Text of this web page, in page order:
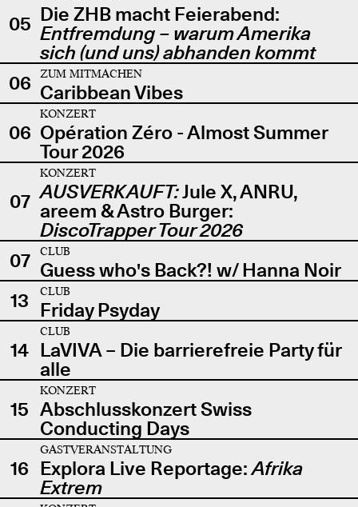
05 Die ZHB macht Feierabend:
Entfremdung – warum Amerika
sich (und uns) abhanden kommt
06
ZUM MITMACHEN
Caribbean Vibes
06
KONZERT
Opération Zéro - Almost Summer
Tour 2026
07
KONZERT
AUSVERKAUFT:Jule X, ANRU,
areem & Astro Burger:
DiscoTrapper Tour 2026
07
CLUB
Guess who's Back?! w/ Hanna Noir
13
CLUB
Friday Psyday
14
CLUB
LaVIVA – Die barrierefreie Party für
alle
15
KONZERT
Abschlusskonzert Swiss
Conducting Days
16
GASTVERANSTALTUNG
Explora Live Reportage:Afrika
Extrem